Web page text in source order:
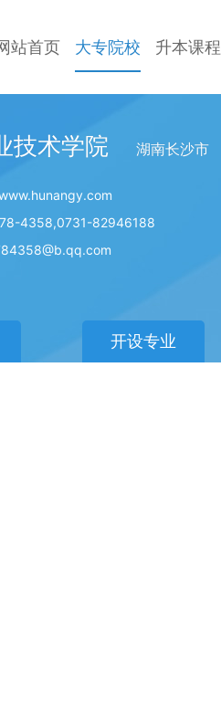
站首页 大专院校 升本课程
技术学院 湖南长沙市
4358,0731-82946188
开设专业